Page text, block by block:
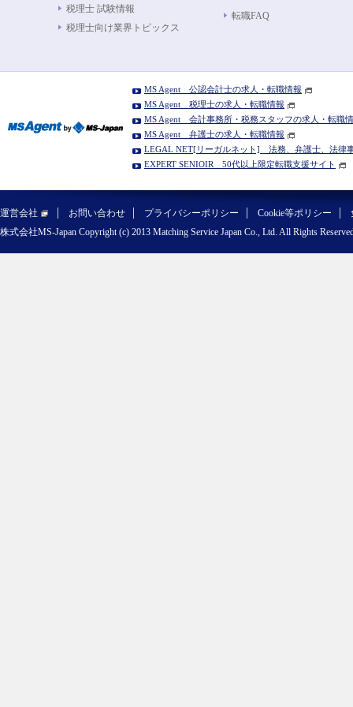
税理士 試験情報
税理士向け業界トピックス
転職FAQ
MS Agent 公認会計士の求人・転職情報
MS Agent 税理士の求人・転職情報
MS Agent 会計事務所・税務スタッフの求人・転職
MS Agent 弁護士の求人・転職情報
LEGAL NET[リーガルネット] 法務、弁護士、法律
EXPERT SENIOIR 50代以上限定転職支援サイト
運営会社 お問い合わせ プライバシーポリシー Cookie等ポリシー
株式会社MS-Japan Copyright (c) 2013 Matching Service Japan Co., Ltd. All Rights